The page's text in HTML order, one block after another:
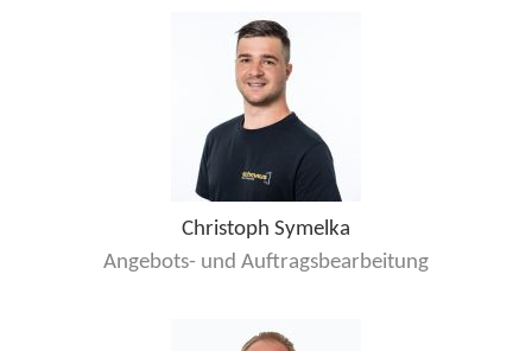
Christoph Symelka
Angebots- und Auftragsbearbeitung